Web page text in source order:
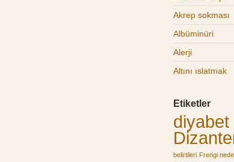
Akrep sokması
Albüminüri
Alerji
Altını ıslatmak
Etiketler
diyabet
belirtileri Frengi